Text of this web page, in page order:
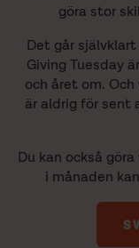
göra stor
Det går
Giving Tuesday
och året om.
är aldrig för sent
Du kan också
i månaden